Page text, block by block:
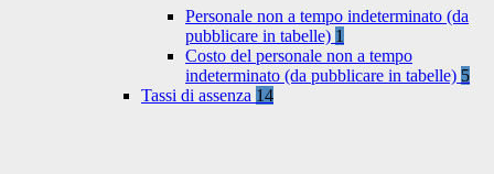
Personale non a tempo indeterminato (da
pubblicare in tabelle) 1
Costo del personale non a tempo
indeterminato (da pubblicare in tabelle) 5
Tassi di assenza 14